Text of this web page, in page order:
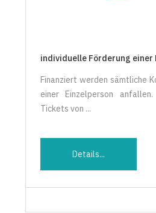
individuelle Förderung einer
Finanziert werden sämtliche
einer Einzelperson
Tickets von ...
Details...